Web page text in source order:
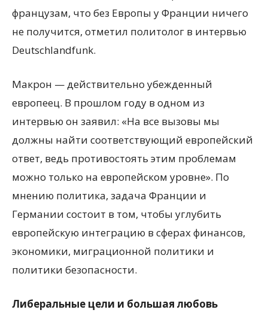
французам, что без Европы у Франции ничего
не получится, отметил политолог в интервью
Deutschlandfunk.
Макрон — действительно убежденный
европеец. В прошлом году в одном из
интервью он заявил: «На все вызовы мы
должны найти соответствующий европейский
ответ, ведь противостоять этим проблемам
можно только на европейском уровне». По
мнению политика, задача Франции и
Германии состоит в том, чтобы углубить
европейскую интеграцию в сферах финансов,
экономики, миграционной политики и
политики безопасности.
Либеральные цели и большая любовь